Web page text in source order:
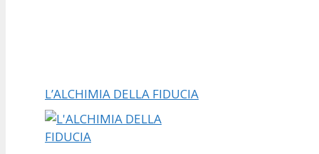
L’ALCHIMIA DELLA FIDUCIA